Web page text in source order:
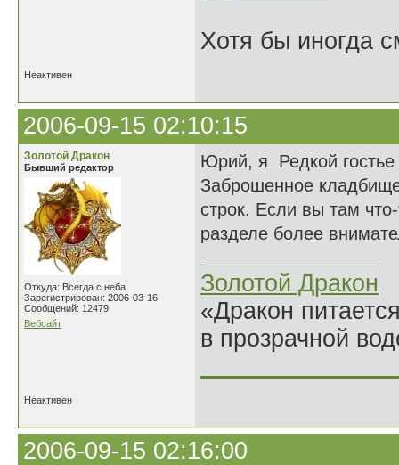
Хотя бы иногда
Неактивен
2006-09-15 02:10:15
Золотой Дракон
Бывший редактор
Откуда: Всегда с неба
Зарегистрирован: 2006-03-16
Сообщений: 12479
Вебсайт
Юрий, я Редкой
Заброшенное
строк. Если вы там
разделе более
Золотой Дракон
«Дракон
в прозрачной
Неактивен
2006-09-15 02:16:00